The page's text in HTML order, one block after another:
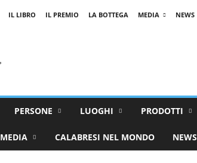
IL LIBRO IL PREMIO LA BOTTEGA MEDIA NEWS
PERSONE LUOGHI PRODOTTI
MEDIA CALABRESI NEL MONDO NEWS